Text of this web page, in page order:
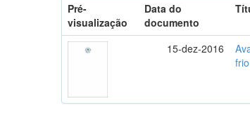
Pré-
visualização
Data do
documento
15-dez-2016